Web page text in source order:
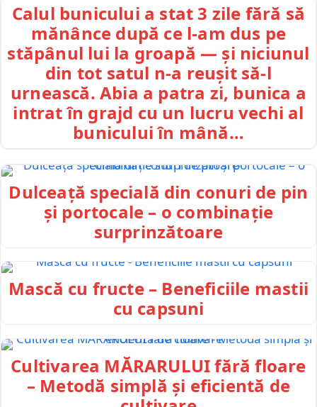
Calul bunicului a stat 3 zile fără să
mănânce după ce l-am dus pe
stăpânul lui la groapă — și niciunul
din tot satul n-a reușit să-l
urnească. Abia a patra zi, bunica a
intrat în grajd cu un lucru vechi al
bunicului în mână…
Dulceață specială din conuri de pin
și portocale – o combinație
surprinzătoare
Mască cu fructe – Beneficiile mastii
cu capsuni
Cultivarea MĂRARULUI fără floare
– Metodă simplă și eficientă de